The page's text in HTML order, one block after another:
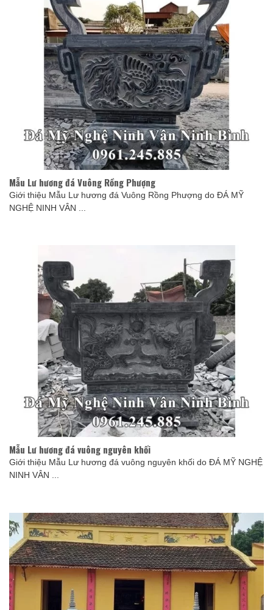
Mẫu Lư hương đá Vuông Rồng Phượng
Giới thiệu Mẫu Lư hương đá Vuông Rồng Phượng do ĐÁ MỸ
NGHỆ NINH VÂN ...
Mẫu Lư hương đá vuông nguyên khối
Giới thiệu Mẫu Lư hương đá vuông nguyên khối do ĐÁ MỸ NGHỆ
NINH VÂN ...